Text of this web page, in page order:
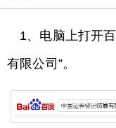
1、电脑上打开
有限公司”。